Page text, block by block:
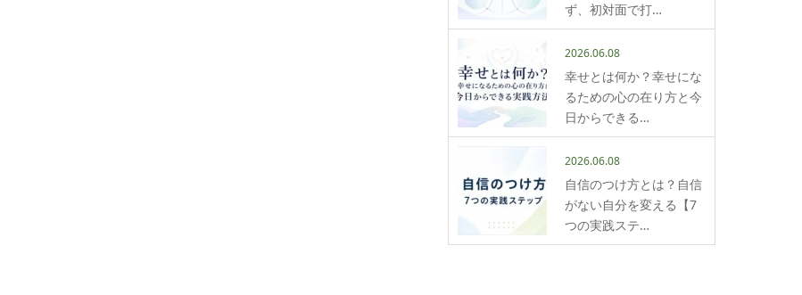
ず、初対面で打…
2026.06.08
幸せとは何か？幸せにな
るための心の在り方と今
日からできる…
2026.06.08
自信のつけ方とは？自信
がない自分を変える【7
つの実践ステ…